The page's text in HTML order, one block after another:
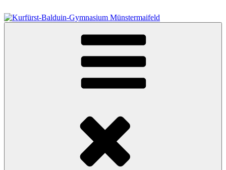
Inhalt
springen
Kurfürst-Balduin-Gymnasium Münstermaifeld